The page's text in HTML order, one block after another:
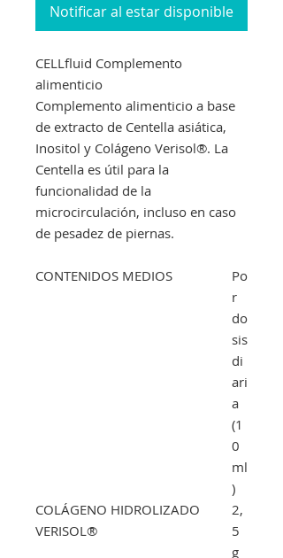
Notificar al estar disponible
CELLfluid Complemento
alimenticio
Complemento alimenticio a base
de extracto de Centella asiática,
Inositol y Colágeno Verisol®. La
Centella es útil para la
funcionalidad de la
microcirculación, incluso en caso
de pesadez de piernas.
CONTENIDOS MEDIOS
Po
r
do
sis
di
ari
a
(1
0
ml
)
COLÁGENO HIDROLIZADO
VERISOL®
2,
5
g